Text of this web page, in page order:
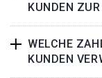
KUNDEN
WELCHE
KUNDEN